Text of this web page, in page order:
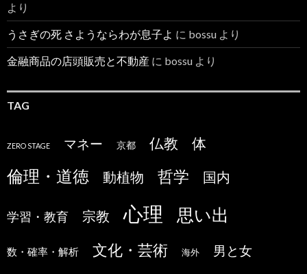
より
うさぎの死 さようならわが息子よ に bossu より
金融商品の店頭販売と不動産 に bossu より
TAG
ZERO STAGE マネー 京都 仏教 体
倫理・道徳 動植物 哲学 国内
学習・教育 宗教 心理 思い出
数・確率・解析 文化・芸術 海外 男と女